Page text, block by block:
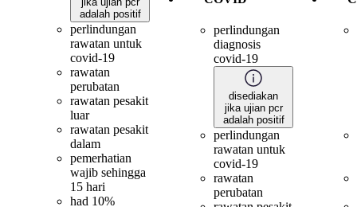
adalah positif
perlindungan
rawatan untuk
covid-19
rawatan
perubatan
rawatan pesakit
luar
rawatan pesakit
dalam
pemerhatian
wajib sehingga
15 hari
had 10%
perlindungan
diagnosis
covid-19
disediakan
jika ujian pcr
adalah positif
perlindungan
rawatan untuk
covid-19
rawatan
perubatan